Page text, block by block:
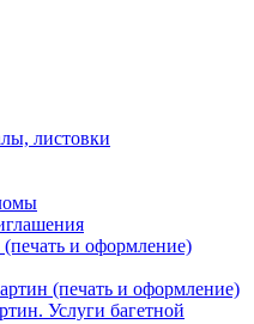
листовки
и оформление)
(печать и оформление)
Услуги багетной